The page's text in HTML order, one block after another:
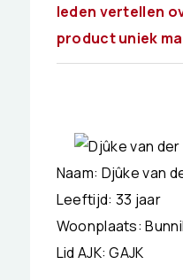
leden vertellen
product uniek
Naam: Djûke van
Leeftijd: 33 jaar
Woonplaats:
Lid AJK: GAJK